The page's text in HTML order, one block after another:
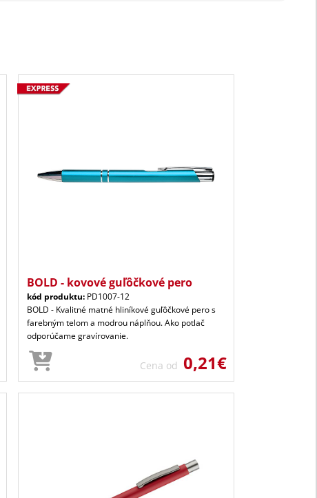
BOLD - kovové guľôčkové pero
kód produktu: PD1007-12
BOLD - Kvalitné matné hliníkové guľôčkové pero s
farebným telom a modrou náplňou. Ako potlač
odporúčame gravírovanie.
Cena od 0,21€